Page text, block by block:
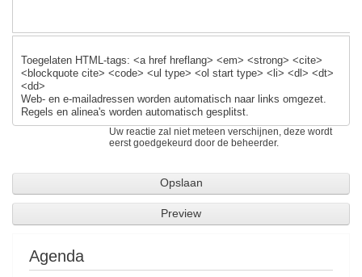
Toegelaten HTML-tags: <a href hreflang> <em> <strong> <cite>
<blockquote cite> <code> <ul type> <ol start type> <li> <dl> <dt>
<dd>
Web- en e-mailadressen worden automatisch naar links omgezet.
Regels en alinea's worden automatisch gesplitst.
Uw reactie zal niet meteen verschijnen, deze wordt
eerst goedgekeurd door de beheerder.
Agenda